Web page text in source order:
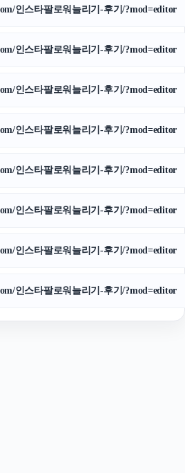
인스타팔로워늘리기-후기/?mod=editor
인스타팔로워늘리기-후기/?mod=editor
인스타팔로워늘리기-후기/?mod=editor
인스타팔로워늘리기-후기/?mod=editor
인스타팔로워늘리기-후기/?mod=editor
인스타팔로워늘리기-후기/?mod=editor
인스타팔로워늘리기-후기/?mod=editor
인스타팔로워늘리기-후기/?mod=editor